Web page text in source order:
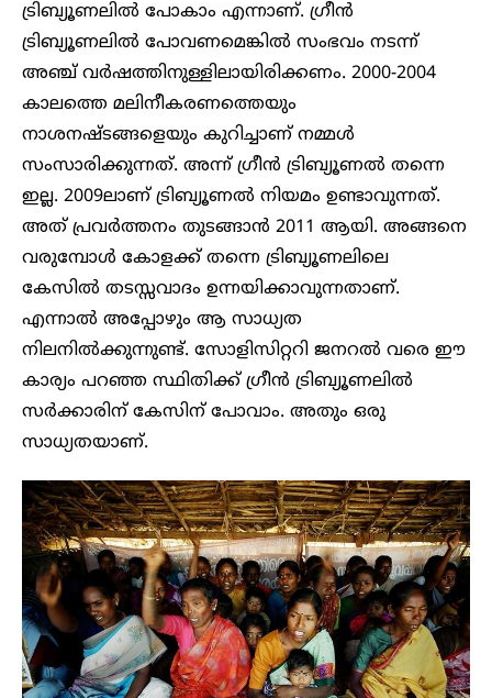
ട്രിബ്യൂണലില്‍ പോകാം എന്നാണ്. ഗ്രീന്‍
ട്രിബ്യൂണലില്‍ പോവണമെങ്കില്‍ സംഭവം നടന്ന്
അഞ്ച് വര്‍ഷത്തിനുള്ളിലായിരിക്കണം. 2000-2004
കാലത്തെ മലിനീകരണത്തെയും
നാശനഷ്ടങ്ങളെയും കുറിച്ചാണ് നമ്മള്‍
സംസാരിക്കുന്നത്. അന്ന് ​ഗ്രീൻ ട്രിബ്യൂണല്‍ തന്നെ
ഇല്ല. 2009ലാണ് ട്രിബ്യൂണല്‍ നിയമം ഉണ്ടാവുന്നത്.
അത് പ്രവര്‍ത്തനം തുടങ്ങാന്‍ 2011 ആയി. അങ്ങനെ
വരുമ്പോള്‍ കോളക്ക് തന്നെ ട്രിബ്യൂണലിലെ
കേസില്‍ തടസ്സവാദം ഉന്നയിക്കാവുന്നതാണ്.
എന്നാല്‍ അപ്പോഴും ആ സാധ്യത
നിലനില്‍ക്കുന്നുണ്ട്. സോളിസിറ്ററി ജനറല്‍ വരെ ഈ
കാര്യം പറഞ്ഞ സ്ഥിതിക്ക് ഗ്രീന്‍ ട്രിബ്യൂണലില്‍
സര്‍ക്കാരിന് കേസിന് പോവാം. അതും ഒരു
സാധ്യതയാണ്.